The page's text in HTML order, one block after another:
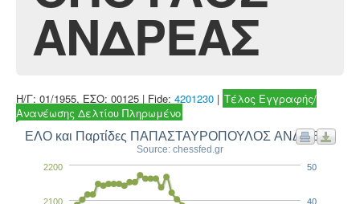
LoginΑΝΔΡΕΑΣ
Η/Γ: 01/1955, ΕΣΟ: 00125 | Fide: 4201230 | Τέλος Εγγραφής/
Ανανέωσης Δελτίου Πληρωμένο
ΕΛΟ και Παρτίδες ΠΑΠΑΣΤΑΥΡΟΠΟΥΛΟΣ ΑΝΔΡΕΑΣ
Source: chessfed.gr
2100
2200
40
50